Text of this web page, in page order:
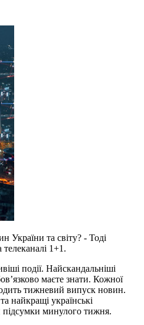
України та світу? - Тоді
1+1.
події. Найскандальніші
маєте знати. Кожної
тижневий випуск новин.
найкращі українські
підсумки минулого тижня.